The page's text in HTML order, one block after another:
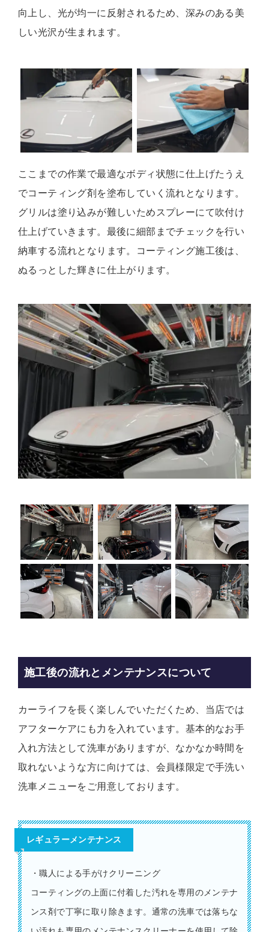
向上し、光が均一に反射されるため、深みのある美
しい光沢が生まれます。
ここまでの作業で最適なボディ状態に仕上げたうえ
でコーティング剤を塗布していく流れとなります。
グリルは塗り込みが難しいためスプレーにて吹付け
仕上げていきます。最後に細部までチェックを行い
納車する流れとなります。コーティング施工後は、
ぬるっとした輝きに仕上がります。
施工後の流れとメンテナンスについて
カーライフを長く楽しんでいただくため、当店では
アフターケアにも力を入れています。基本的なお手
入れ方法として洗車がありますが、なかなか時間を
取れないような方に向けては、会員様限定で手洗い
洗車メニューをご用意しております。
レギュラーメンテナンス
・職人による手がけクリーニング
コーティングの上面に付着した汚れを専用のメンテナ
ンス剤で丁寧に取り除きます。通常の洗車では落ちな